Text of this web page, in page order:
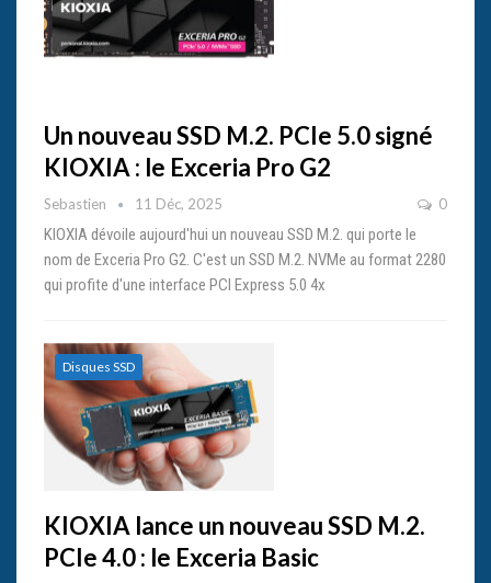
Un nouveau SSD M.2. PCIe 5.0 signé
KIOXIA : le Exceria Pro G2
Sebastien 11 Déc, 2025 0
KIOXIA dévoile aujourd'hui un nouveau SSD M.2. qui porte le
nom de Exceria Pro G2. C'est un SSD M.2. NVMe au format 2280
qui profite d'une interface PCI Express 5.0 4x
Disques SSD
KIOXIA lance un nouveau SSD M.2.
PCIe 4.0 : le Exceria Basic